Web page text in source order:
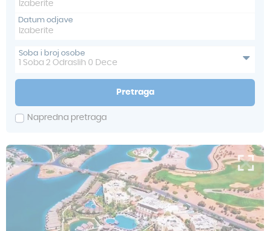
Datum odjave
Soba i broj osobe
Soba 2 Odraslih 0 Dece
Pretraga
Napredna pretraga